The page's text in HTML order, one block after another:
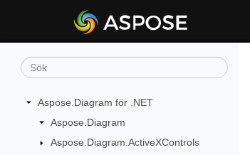
Aspose.Diagram för .NET
Aspose.Diagram
Aspose.Diagram.ActiveXControls